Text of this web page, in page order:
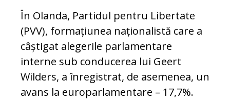
În Olanda, Partidul pentru Libertate
(PVV), formațiunea naționalistă care a
câștigat alegerile parlamentare
interne sub conducerea lui Geert
Wilders, a înregistrat, de asemenea, un
avans la europarlamentare – 17,7%.